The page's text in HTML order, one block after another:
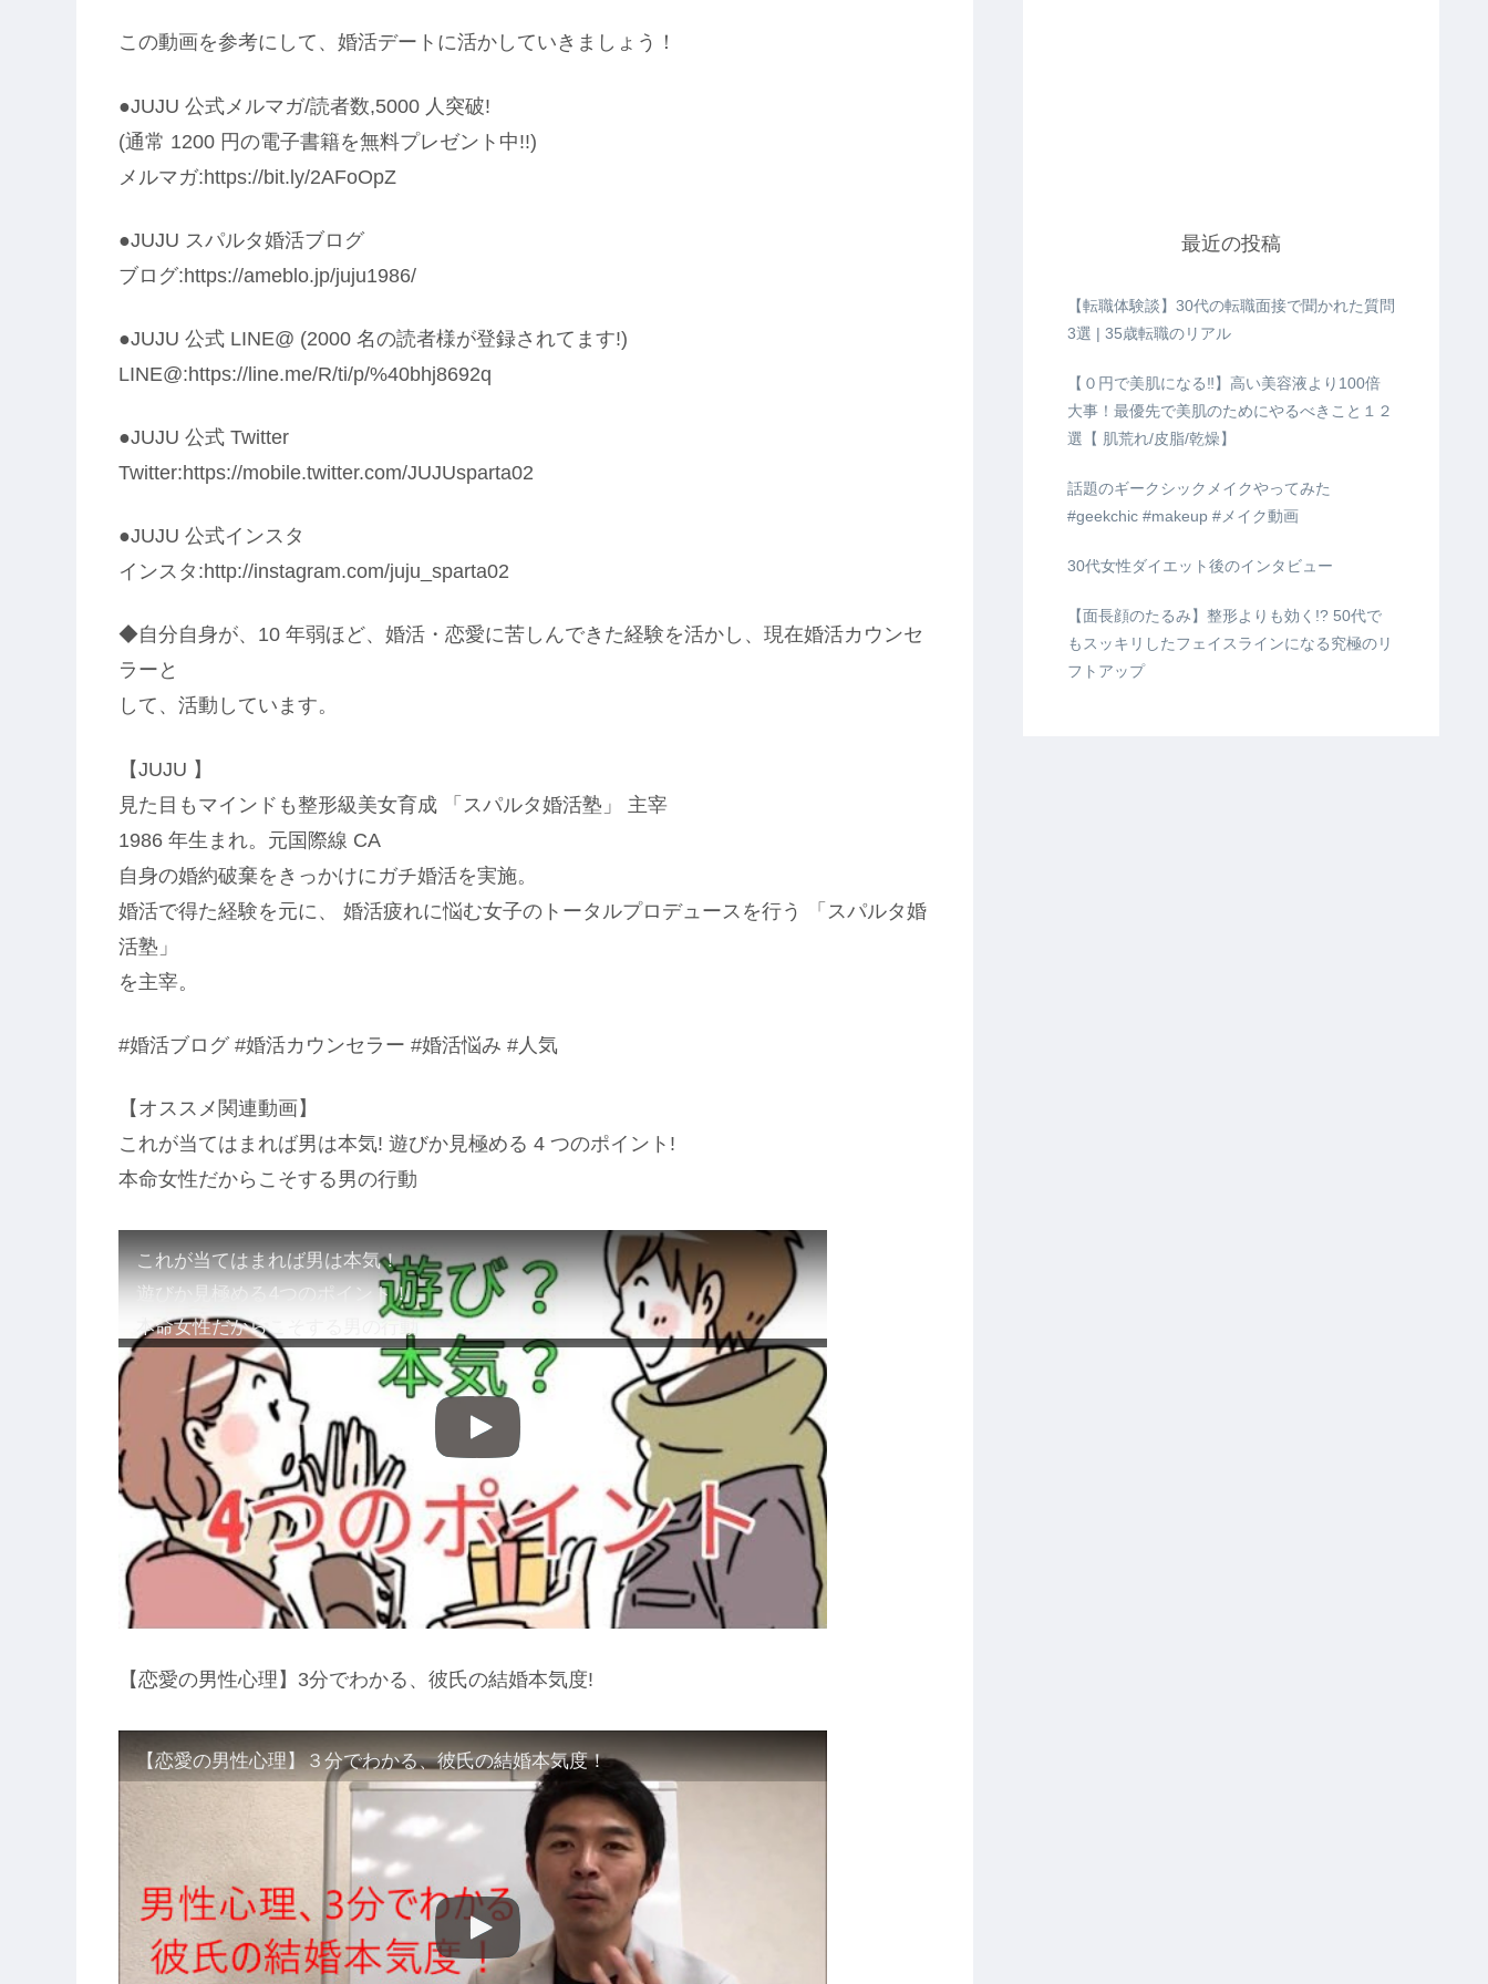
この動画を参考にして、婚活デートに活かしていきましょう！
●JUJU 公式メルマガ/読者数,5000 人突破!
(通常 1200 円の電子書籍を無料プレゼント中!!)
メルマガ:https://bit.ly/2AFoOpZ
●JUJU スパルタ婚活ブログ
ブログ:https://ameblo.jp/juju1986/
●JUJU 公式 LINE@ (2000 名の読者様が登録されてます!)
LINE@:https://line.me/R/ti/p/%40bhj8692q
●JUJU 公式 Twitter
Twitter:https://mobile.twitter.com/JUJUsparta02
●JUJU 公式インスタ
インスタ:http://instagram.com/juju_sparta02
◆自分自身が、10 年弱ほど、婚活・恋愛に苦しんできた経験を活かし、現在婚活カウンセ
ラーと
して、活動しています。
【JUJU 】
見た目もマインドも整形級美女育成 「スパルタ婚活塾」 主宰
1986 年生まれ。元国際線 CA
自身の婚約破棄をきっかけにガチ婚活を実施。
婚活で得た経験を元に、 婚活疲れに悩む女子のトータルプロデュースを行う 「スパルタ婚
活塾」
を主宰。
#婚活ブログ #婚活カウンセラー #婚活悩み #人気
【オススメ関連動画】
これが当てはまれば男は本気! 遊びか見極める 4 つのポイント!
本命女性だからこそする男の行動
これが当てはまれば男は本気！
遊びか見極める4つのポイント！
本命女性だからこそする男の行動
【恋愛の男性心理】3分でわかる、彼氏の結婚本気度!
【恋愛の男性心理】３分でわかる、彼氏の結婚本気度！
最近の投稿
【転職体験談】30代の転職面接で聞かれた質問
3選 | 35歳転職のリアル
【０円で美肌になる‼️】高い美容液より100倍
大事！最優先で美肌のためにやるべきこと１２
選【 肌荒れ/皮脂/乾燥】
話題のギークシックメイクやってみた
#geekchic #makeup #メイク動画
30代女性ダイエット後のインタビュー
【面長顔のたるみ】整形よりも効く!? 50代で
もスッキリしたフェイスラインになる究極のリ
フトアップ